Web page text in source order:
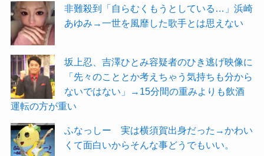
非難殺到「自らむくもうとしている…」浜崎
あゆみ→一世を風靡した歌手とは思えない
坂上忍、吉澤ひとみ容疑者のひき逃げ映像に
「先々のこととか考えちゃう気持ちも分から
ないではない」→15分間の重みよりも飲酒
運転の方が重い
ふなっしー 実は横須賀出身だった→かわい
くて面白いからそんな事どうでもいい。